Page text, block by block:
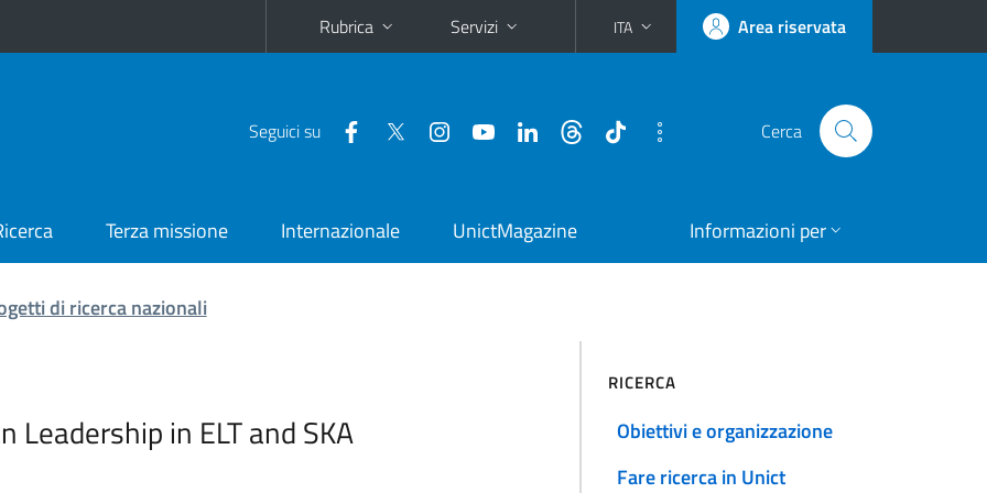
Rubrica Servizi ITA Area riservata
Seguici su Cerca
Terza missione Internazionale UnictMagazine Informazioni per
di ricerca nazionali
in ELT and SKA
RICERCA
Obiettivi e organizzazione
Fare ricerca in Unict